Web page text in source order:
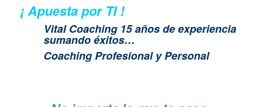
¡ Apuesta por TI !
Vital Coaching 15 años de experiencia
sumando éxitos…
Coaching Profesional y Personal